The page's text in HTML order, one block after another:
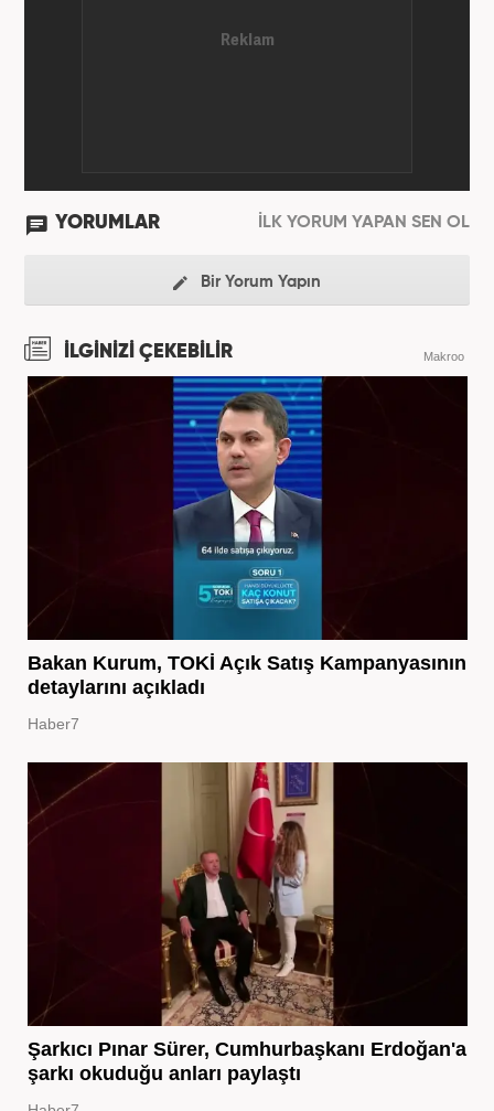
Haber7.com’da “Gündem Editörü” olarak devam
YORUMLAR İLK YORUM YAPAN SEN OL
Bir Yorum Yapın
İLGİNİZİ ÇEKEBİLİR Makroo
Bakan Kurum, TOKİ Açık Satış Kampanyasının
detaylarını açıkladı
Haber7
Şarkıcı Pınar Sürer, Cumhurbaşkanı Erdoğan'a
şarkı okuduğu anları paylaştı